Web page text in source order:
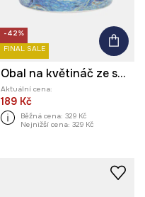
-42%
FINAL SALE
Obal na květináč ze speciální kolekce Eviva L'arte
Aktuální cena:
189 Kč
Běžná cena: 329 Kč
Nejnižší cena: 329 Kč